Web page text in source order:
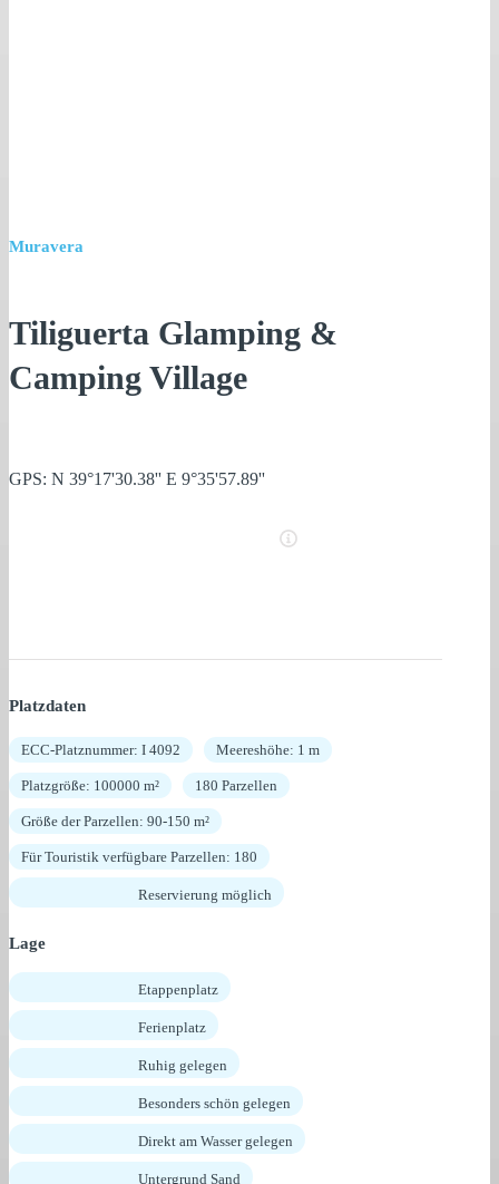
Muravera
Tiliguerta Glamping &
Camping Village
GPS: N 39°17'30.38'' E 9°35'57.89''
Platzdaten
ECC-Platznummer: I 4092 Meereshöhe: 1 m
Platzgröße: 100000 m² 180 Parzellen
Größe der Parzellen: 90-150 m²
Für Touristik verfügbare Parzellen: 180
Reservierung möglich
Lage
Etappenplatz
Ferienplatz
Ruhig gelegen
Besonders schön gelegen
Direkt am Wasser gelegen
Untergrund Sand